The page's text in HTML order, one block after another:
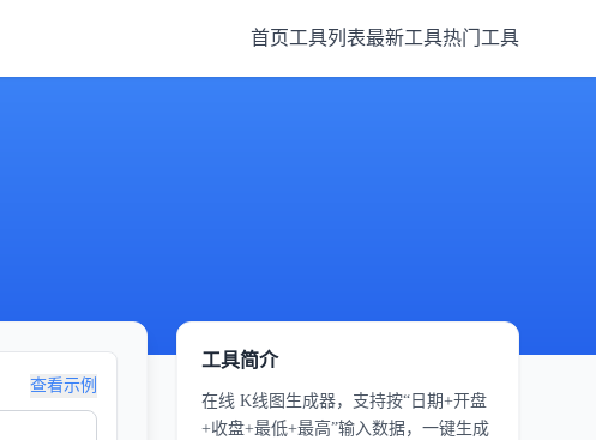
首页工具列表最新工具热门工具
查看示例
工具简介
在线 K线图生成器，支持按“日期+开盘
+收盘+最低+最高”输入数据，一键生成